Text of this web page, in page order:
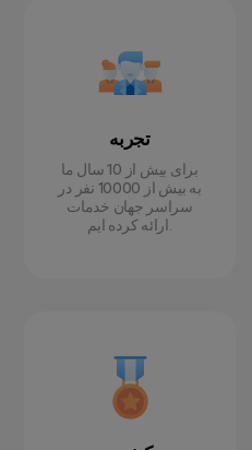
تجربه
برای بیش از 10 سال ما
به بیش از 10000 نفر در
سراسر جهان خدمات
ارائه کرده ایم.